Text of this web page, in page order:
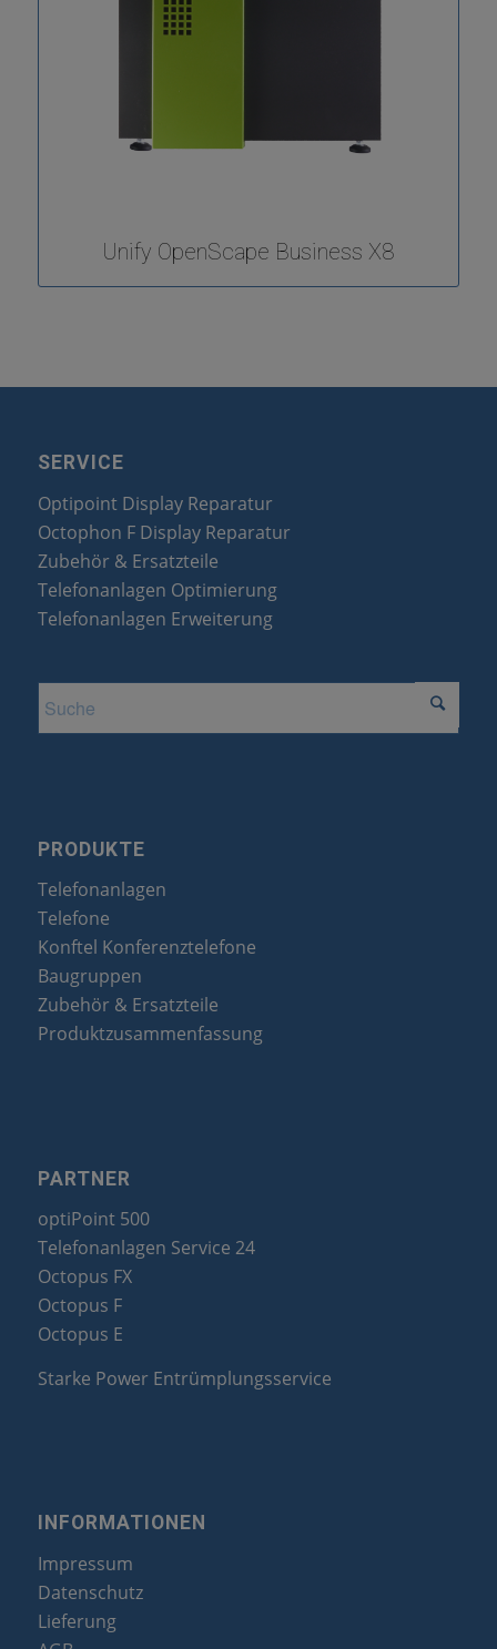
Unify OpenScape Business X8
SERVICE
Optipoint Display Reparatur
Octophon F Display Reparatur
Zubehör & Ersatzteile
Telefonanlagen Optimierung
Telefonanlagen Erweiterung
PRODUKTE
Telefonanlagen
Telefone
Konftel Konferenztelefone
Baugruppen
Zubehör & Ersatzteile
Produktzusammenfassung
PARTNER
optiPoint 500
Telefonanlagen Service 24
Octopus FX
Octopus F
Octopus E
Starke Power Entrümplungsservice
INFORMATIONEN
Impressum
Datenschutz
Lieferung